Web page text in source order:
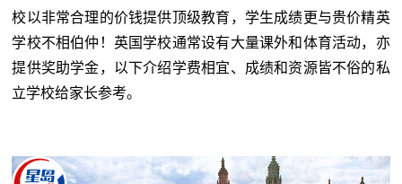
校以非常合理的价钱提供顶级教育，学生成绩更与贵价精英
学校不相伯仲！英国学校通常设有大量课外和体育活动，亦
提供奖助学金，以下介绍学费相宜、成绩和资源皆不俗的私
立学校给家长参考。